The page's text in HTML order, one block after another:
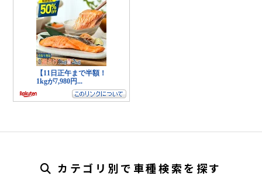
カテゴリ別で車種検索を探す